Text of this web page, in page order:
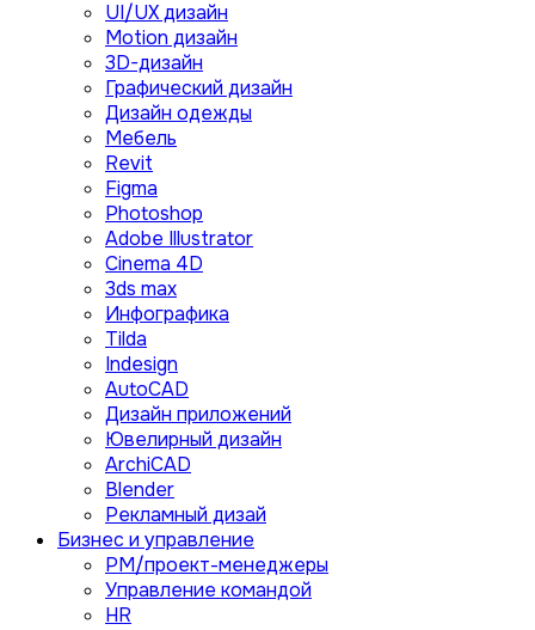
UI/UX дизайн
Motion дизайн
3D-дизайн
Графический дизайн
Дизайн одежды
Мебель
Revit
Figma
Photoshop
Adobe Illustrator
Сinema 4D
3ds max
Инфографика
Tilda
Indesign
AutoCAD
Дизайн приложений
Ювелирный дизайн
ArchiCAD
Blender
Рекламный дизай
Бизнес и управление
PM/проект-менеджеры
Управление командой
HR